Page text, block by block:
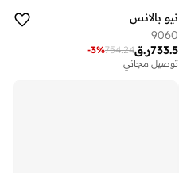
نيو بالانس
9060
ر.ق733.5
754.24
-3%
توصيل مجاني